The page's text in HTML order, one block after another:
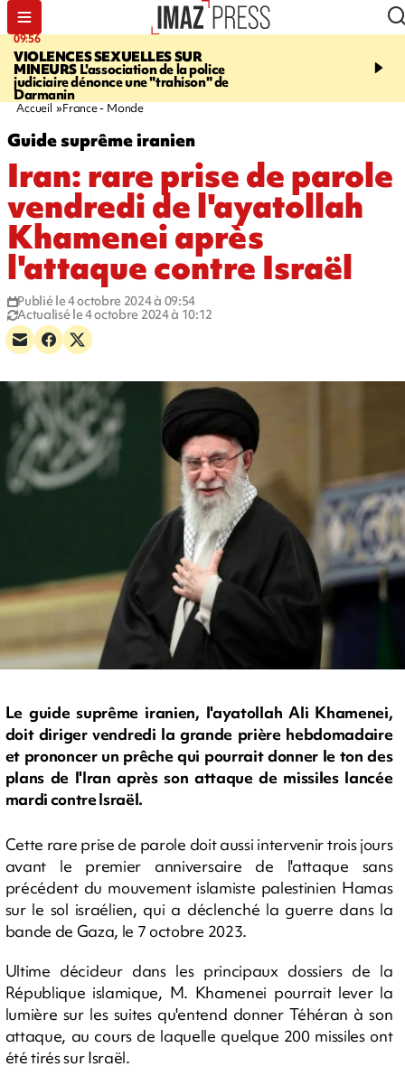
09:56
VIOLENCES SEXUELLES SUR
MINEURS L'association de la police
judiciaire dénonce une "trahison" de
Darmanin
12:19
grièvement blessé à
Accueil France - Monde
Guide suprême iranien
Iran: rare prise de parole
vendredi de l'ayatollah
Khamenei après
l'attaque contre Israël
Publié le 4 octobre 2024 à 09:54
Actualisé le 4 octobre 2024 à 10:12
Le guide suprême iranien, l'ayatollah Ali Khamenei,
doit diriger vendredi la grande prière hebdomadaire
et prononcer un prêche qui pourrait donner le ton des
plans de l'Iran après son attaque de missiles lancée
mardi contre Israël.
Cette rare prise de parole doit aussi intervenir trois jours
avant le premier anniversaire de l'attaque sans
précédent du mouvement islamiste palestinien Hamas
sur le sol israélien, qui a déclenché la guerre dans la
bande de Gaza, le 7 octobre 2023.
Ultime décideur dans les principaux dossiers de la
République islamique, M. Khamenei pourrait lever la
lumière sur les suites qu'entend donner Téhéran à son
attaque, au cours de laquelle quelque 200 missiles ont
été tirés sur Israël.